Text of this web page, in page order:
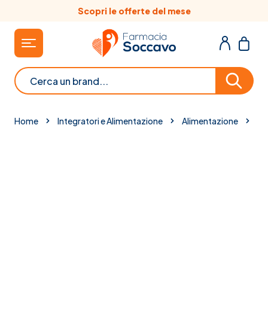
Salta al contenutoScopri le offerte del mese
Cerca
Home Integratori e Alimentazione Alimentazione